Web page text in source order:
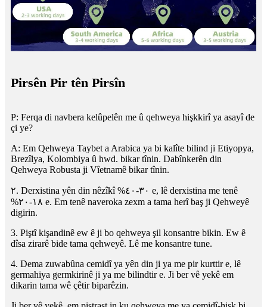
Pirsên Pir tên Pirsîn
P: Ferqa di navbera kelûpelên me û qehweya hişkkirî ya asayî de
çi ye?
A: Em Qehweya Taybet a Arabica ya bi kalîte bilind ji Etiyopya,
Brezîlya, Kolombiya û hwd. bikar tînin. Dabînkerên din
Qehweya Robusta ji Vîetnamê bikar tînin.
٢. Derxistina yên din nêzîkî %٣٠-٤٠ e, lê derxistina me tenê
%١٨-٢٠ e. Em tenê naveroka zexm a tama herî baş ji Qehweyê
digirin.
3. Piştî kişandinê ew ê ji bo qehweya şil konsantre bikin. Ew ê
dîsa zirarê bide tama qehweyê. Lê me konsantre tune.
4. Dema zuwabûna cemidî ya yên din ji ya me pir kurttir e, lê
germahiya germkirinê ji ya me bilindtir e. Ji ber vê yekê em
dikarin tama wê çêtir biparêzin.